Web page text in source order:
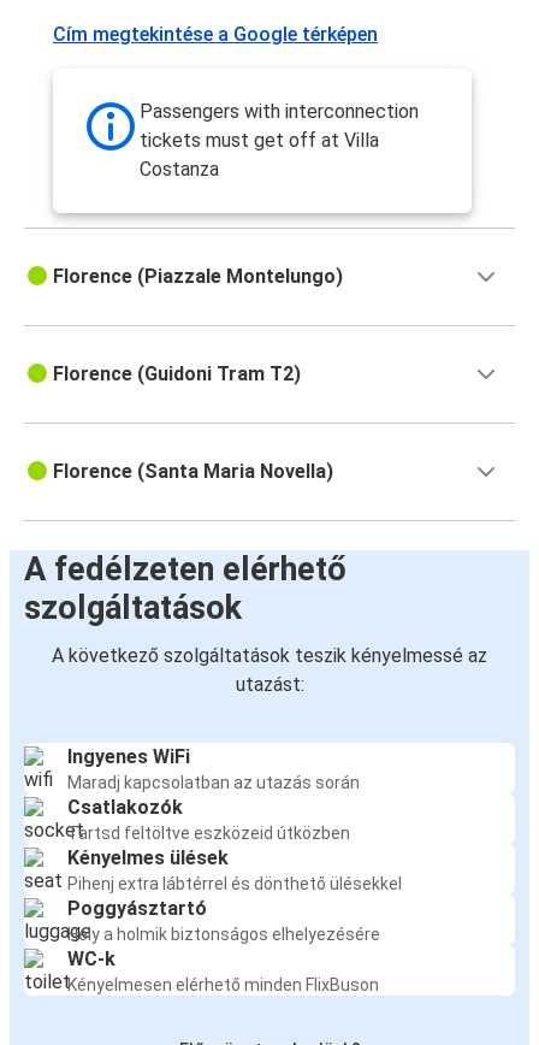
Cím megtekintése a Google térképen
Passengers with interconnection
tickets must get off at Villa
Costanza
Florence (Piazzale Montelungo)
Florence (Guidoni Tram T2)
Florence (Santa Maria Novella)
A fedélzeten elérhető
szolgáltatások
A következő szolgáltatások teszik kényelmessé az
utazást:
Ingyenes WiFi
Maradj kapcsolatban az utazás során
Csatlakozók
Tartsd feltöltve eszközeid útközben
Kényelmes ülések
Pihenj extra lábtérrel és dönthető ülésekkel
Poggyásztartó
Hely a holmik biztonságos elhelyezésére
WC-k
Kényelmesen elérhető minden FlixBuson